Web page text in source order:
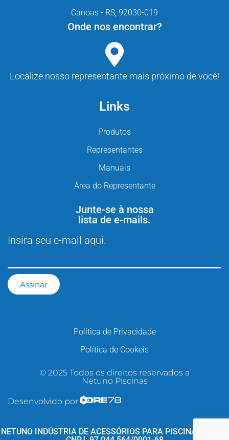
Canoas - RS, 92030-019
Onde nos encontrar?
Localize nosso representante mais próximo de você!
Links
Produtos
Representantes
Manuais
Área do Representante
Junte-se à nossa
lista de e-mails.
Insira seu e-mail aqui.
Assinar
Política de Privacidade
Política de Cookeis
© 2025 Todos os direitos reservados a
Netuno Piscinas
Desenvolvido por
NETUNO INDÚSTRIA DE ACESSÓRIOS PARA PISCINAS LTDA -